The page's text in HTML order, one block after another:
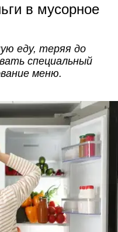
в мусорное
еду, теряя до
специальный
меню.